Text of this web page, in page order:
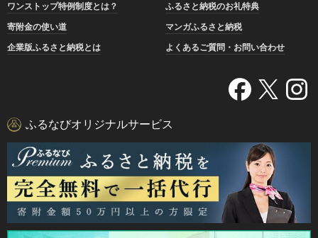
ワンストップ特例制度とは？
ふるさと納税のお礼特典
寄附金の使い道
マンガふるさと納税
企業版ふるさと納税とは
よくあるご質問・お問い合わせ
ふるなびオリジナルサービス